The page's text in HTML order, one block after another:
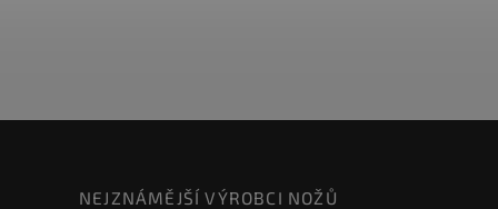
NEJZNÁMĚJŠÍ VÝROBCI NOŽŮ